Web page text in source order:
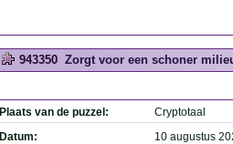
943350 Zorgt voor een schoner
Plaats van de puzzel:
Cryptotaal
Datum:
10 augustus